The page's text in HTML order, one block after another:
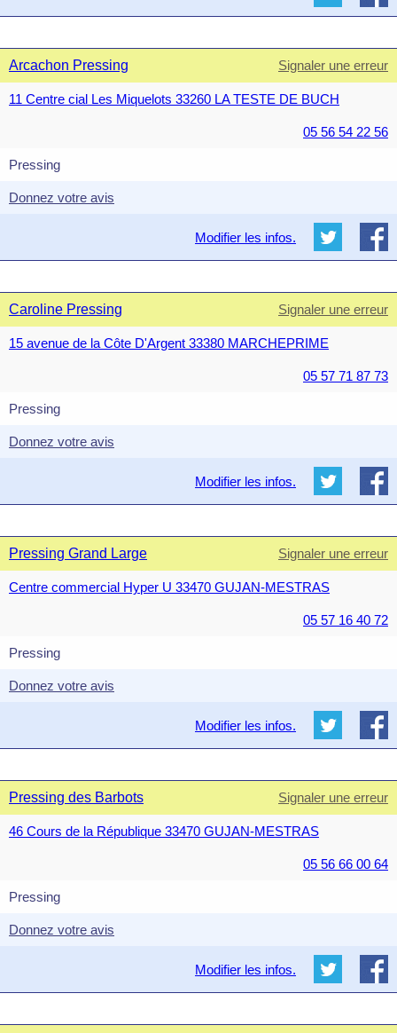
Arcachon Pressing Signaler une erreur
11 Centre cial Les Miquelots 33260 LA TESTE DE BUCH
05 56 54 22 56
Pressing
Donnez votre avis
Modifier les infos.
Caroline Pressing Signaler une erreur
15 avenue de la Côte D'Argent 33380 MARCHEPRIME
05 57 71 87 73
Pressing
Donnez votre avis
Modifier les infos.
Pressing Grand Large Signaler une erreur
Centre commercial Hyper U 33470 GUJAN-MESTRAS
05 57 16 40 72
Pressing
Donnez votre avis
Modifier les infos.
Pressing des Barbots Signaler une erreur
46 Cours de la République 33470 GUJAN-MESTRAS
05 56 66 00 64
Pressing
Donnez votre avis
Modifier les infos.